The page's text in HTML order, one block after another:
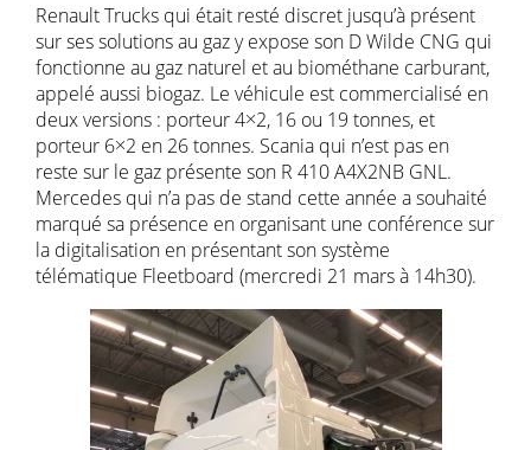
Renault Trucks qui était resté discret jusqu’à présent
sur ses solutions au gaz y expose son D Wilde CNG qui
fonctionne au gaz naturel et au biométhane carburant,
appelé aussi biogaz. Le véhicule est commercialisé en
deux versions : porteur 4×2, 16 ou 19 tonnes, et
porteur 6×2 en 26 tonnes. Scania qui n’est pas en
reste sur le gaz présente son R 410 A4X2NB GNL.
Mercedes qui n’a pas de stand cette année a souhaité
marqué sa présence en organisant une conférence sur
la digitalisation en présentant son système
télématique Fleetboard (mercredi 21 mars à 14h30).